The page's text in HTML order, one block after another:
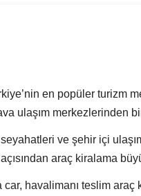
en popüler turizm
ulaşım merkezlerinden
ve şehir içi
araç kiralama
havalimanı teslim